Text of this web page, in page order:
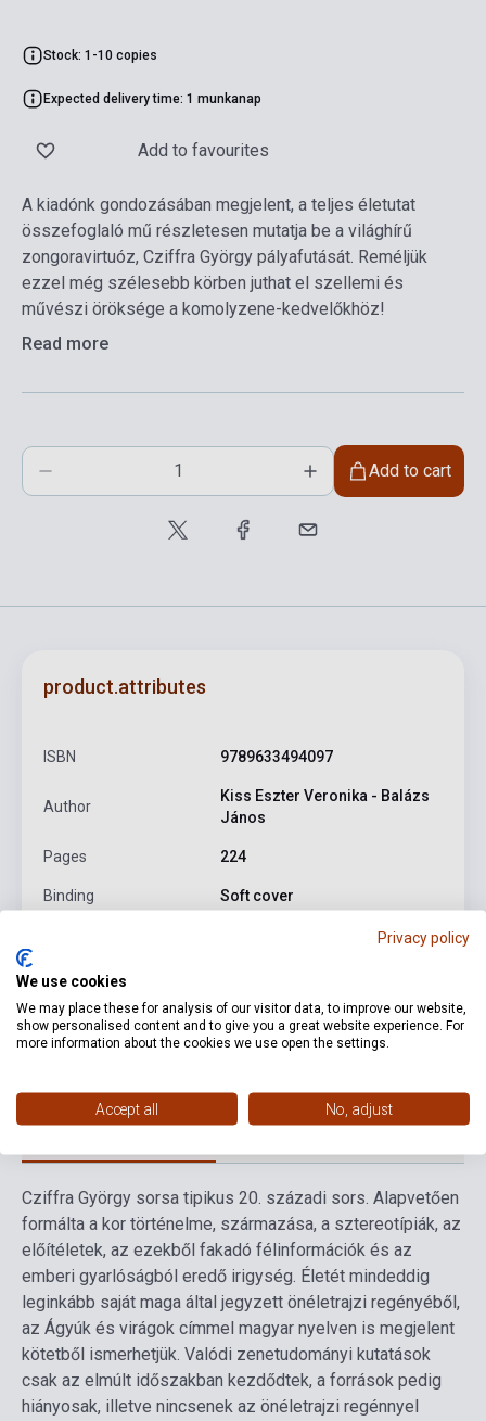
Stock: 1-10 copies
Expected delivery time: 1 munkanap
Add to favourites
A kiadónk gondozásában megjelent, a teljes életutat
összefoglaló mű részletesen mutatja be a világhírű
zongoravirtuóz, Cziffra György pályafutását. Reméljük
ezzel még szélesebb körben juthat el szellemi és
művészi öröksége a komolyzene-kedvelőkhöz!
Read more
Add to cart
product.attributes
ISBN 9789633494097
Author
Kiss Eszter Veronika - Balázs
János
Pages 224
Binding Soft cover
Date of publication
Format Book
Language Hungarian
Detailed description Related links Reviews
Cziffra György sorsa tipikus 20. századi sors. Alapvetően
formálta a kor történelme, származása, a sztereotípiák, az
előítéletek, az ezekből fakadó félinformációk és az
emberi gyarlóságból eredő irigység. Életét mindeddig
leginkább saját maga által jegyzett önéletrajzi regényéből,
az Ágyúk és virágok címmel magyar nyelven is megjelent
kötetből ismerhetjük. Valódi zenetudományi kutatások
csak az elmúlt időszakban kezdődtek, a források pedig
hiányosak, illetve nincsenek az önéletrajzi regénnyel
Privacy policy
We use cookies
We may place these for analysis of our visitor data, to improve our website,
show personalised content and to give you a great website experience. For
more information about the cookies we use open the settings.
Accept all No, adjust